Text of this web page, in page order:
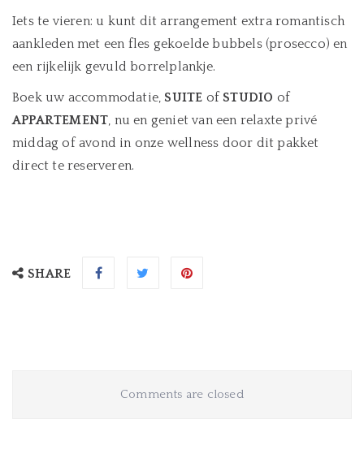
Iets te vieren: u kunt dit arrangement extra romantisch
aankleden met een fles gekoelde bubbels (prosecco) en
een rijkelijk gevuld borrelplankje.
Boek uw accommodatie, SUITE ofSTUDIO of
APPARTEMENT, nu en geniet van een relaxte privé
middag of avond in onze wellness door dit pakket
direct te reserveren.
SHARE
Comments are closed